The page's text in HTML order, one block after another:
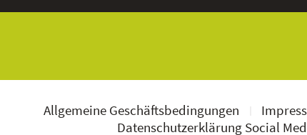
Allgemeine Geschäftsbedingungen
Datenschutzerklärung Social